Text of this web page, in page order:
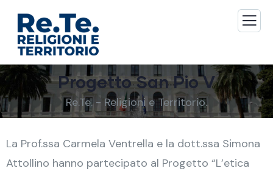
Progetto San Pio V
Re.Te. - Religioni e Territorio.
La Prof.ssa Carmela Ventrella e la dott.ssa Simona
Attollino hanno partecipato al Progetto “L’etica